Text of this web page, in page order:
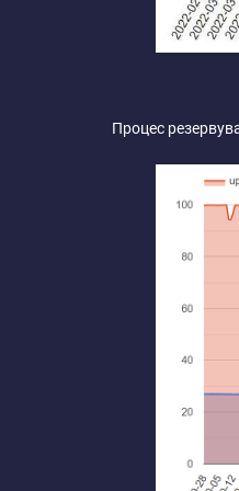
Процес